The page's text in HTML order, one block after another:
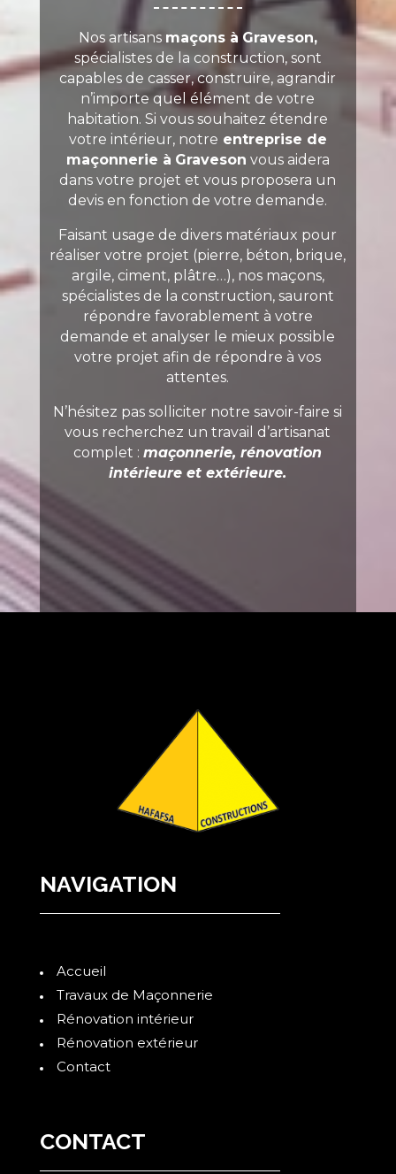
Nos artisans maçons à Graveson,
spécialistes de la construction, sont
capables de casser, construire, agrandir
n’importe quel élément de votre
habitation. Si vous souhaitez étendre
votre intérieur, notre entreprise de
maçonnerie à Graveson vous aidera
dans votre projet et vous proposera un
devis en fonction de votre demande.
Faisant usage de divers matériaux pour
réaliser votre projet (pierre, béton, brique,
argile, ciment, plâtre…), nos maçons,
spécialistes de la construction, sauront
répondre favorablement à votre
demande et analyser le mieux possible
votre projet afin de répondre à vos
attentes.
N’hésitez pas solliciter notre savoir-faire si
vous recherchez un travail d’artisanat
complet :maçonnerie, rénovation
intérieure etextérieure.
NAVIGATION
Accueil
Travaux de Maçonnerie
Rénovation intérieur
Rénovation extérieur
Contact
CONTACT